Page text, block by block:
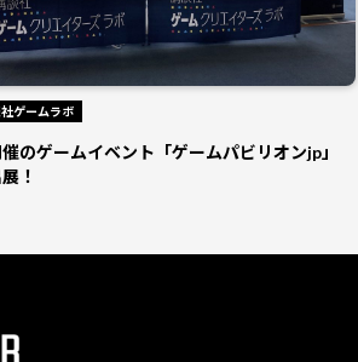
ゲームラボ
のゲームイベント「ゲームパビリオンjp」
！